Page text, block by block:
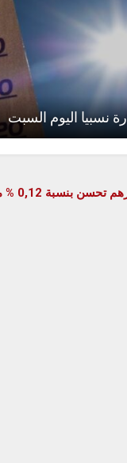
نسبيا اليوم السبت
0,12 % مقابل الأورو